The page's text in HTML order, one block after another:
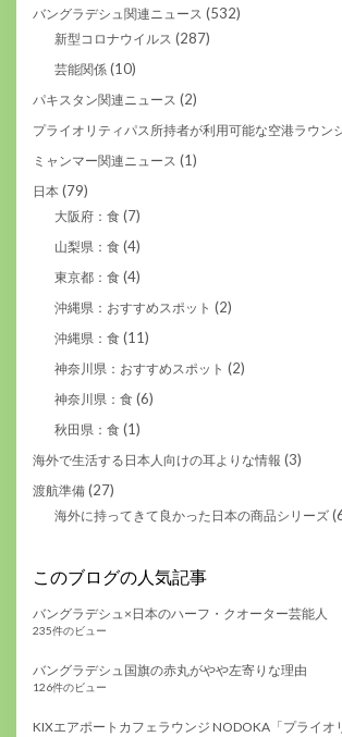
バングラデシュ関連ニュース (532)
新型コロナウイルス (287)
芸能関係 (10)
パキスタン関連ニュース (2)
プライオリティパス所持者が利用可能な空港ラウン
ミャンマー関連ニュース (1)
日本 (79)
大阪府：食 (7)
山梨県：食 (4)
東京都：食 (4)
沖縄県：おすすめスポット (2)
沖縄県：食 (11)
神奈川県：おすすめスポット (2)
神奈川県：食 (6)
秋田県：食 (1)
海外で生活する日本人向けの耳よりな情報 (3)
渡航準備 (27)
海外に持ってきて良かった日本の商品シリーズ
このブログの人気記事
バングラデシュ×日本のハーフ・クオーター芸能人
235件のビュー
バングラデシュ国旗の赤丸がやや左寄りな理由
126件のビュー
KIXエアポートカフェラウンジ NODOKA「プライオ